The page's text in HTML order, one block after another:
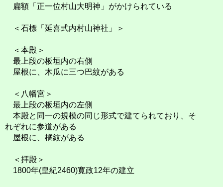
扁額「正一位村山大明神」がかけられている
＜石標「延喜式内村山神社」＞
＜本殿＞
最上段の板垣内の右側
屋根に、木瓜に三つ巴紋がある
＜八幡宮＞
最上段の板垣内の左側
本殿と同一の規模の同じ形式で建てられており、そ
れぞれに参道がある
屋根に、橘紋がある
＜拝殿＞
1800年(皇紀2460)寛政12年の建立